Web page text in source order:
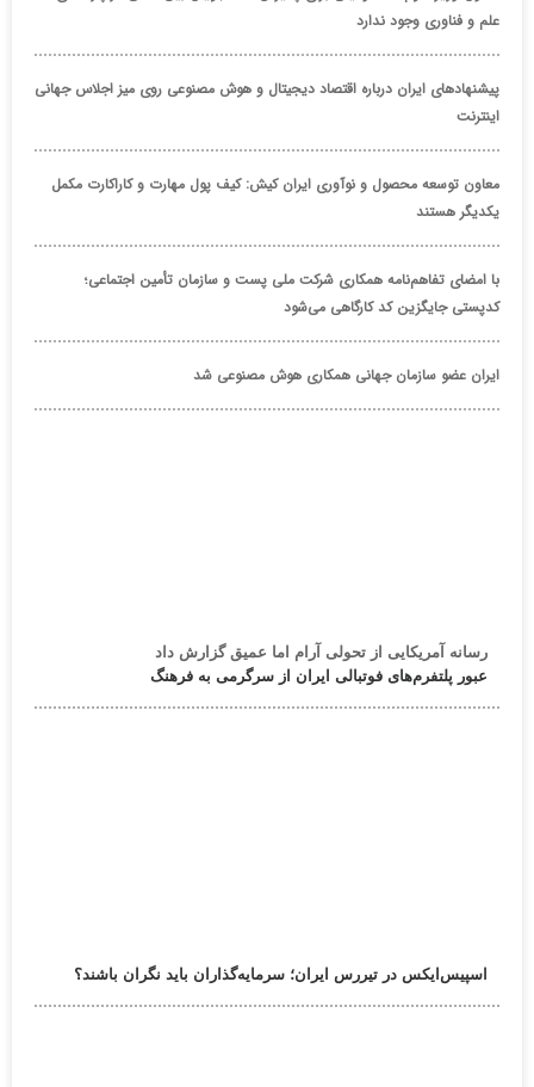
علم و فناوری وجود ندارد
پیشنهادهای ایران درباره اقتصاد دیجیتال و هوش مصنوعی روی میز اجلاس جهانی
اینترنت
معاون توسعه محصول و نوآوری ایران کیش: کیف پول مهارت و کاراکارت مکمل
یکدیگر هستند
با امضای تفاهم‌نامه همکاری شرکت ملی پست و سازمان تأمین اجتماعی؛
کدپستی جایگزین کد کارگاهی می‌شود
ایران عضو سازمان جهانی همکاری هوش مصنوعی شد
رسانه آمریکایی از تحولی آرام اما عمیق گزارش داد
عبور پلتفرم‌های فوتبالی ایران از سرگرمی به فرهنگ
اسپیس‌ایکس در تیررس ایران؛ سرمایه‌گذاران باید نگران باشند؟